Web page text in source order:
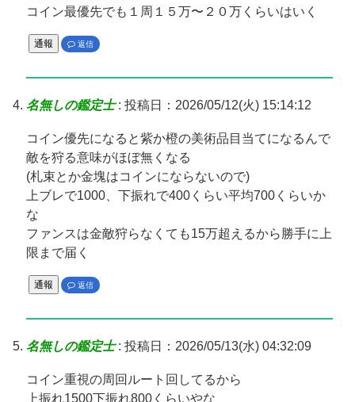
コイン最優先でも１周１５万〜２０万くらいはいく
通報 返信
名無しの鑑定士: 投稿日：2026/05/12(火) 15:14:12
コイン優先になると紫か橙の美術品目当てになるんで
敵を狩る意味がほぼ無くなる
(札束とか金塊はコインにならないので)
上ブレで1000、下振れで400くらい平均700くらいか
な
ファンスは金敵狩らなくても15万超えるから勝手に上
限まで届く
通報 返信
名無しの鑑定士: 投稿日：2026/05/13(水) 04:32:09
コイン重視の周回ルート回してるから
上振れ1500下振れ800くらいやな